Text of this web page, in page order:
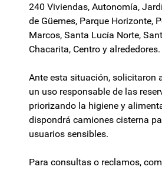
240 Viviendas, Autonomía,
de Güemes, Parque Horizonte,
Marcos, Santa Lucía Norte,
Chacarita, Centro y alrededores.
Ante esta situación, solicitaron
un uso responsable de las
priorizando la higiene y
dispondrá camiones cisterna
usuarios sensibles.
Para consultas o reclamos,